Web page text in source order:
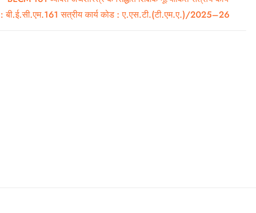
बी.ई.सी.एम.161 सत्रीय कार्य कोड : ए.एस.टी.(टी.एम.ए.)/2025–26